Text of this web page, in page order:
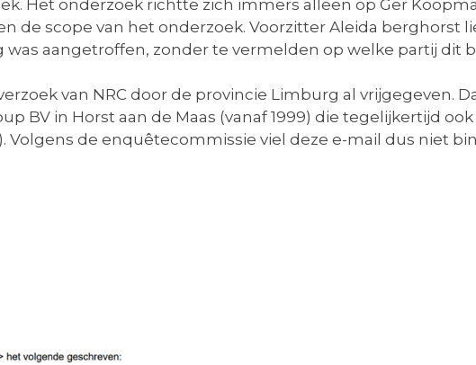
Het onderzoek richtte zich immers alleen op Ger
de scope van het onderzoek. Voorzitter Aleida berghorst
aangetroffen, zonder te vermelden op welke partij dit
van NRC door de provincie Limburg al vrijgegeven.
BV in Horst aan de Maas (vanaf 1999) die tegelijkertijd
Volgens de enquêtecommissie viel deze e-mail dus niet